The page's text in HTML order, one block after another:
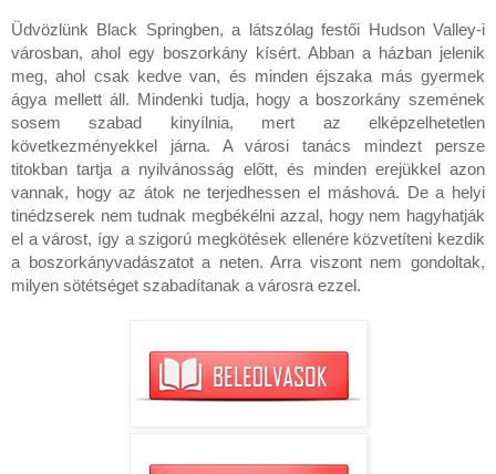
Üdvözlünk Black Springben, a látszólag festői Hudson Valley-i
városban, ahol egy boszorkány kísért. Abban a házban jelenik
meg, ahol csak kedve van, és minden éjszaka más gyermek
ágya mellett áll. Mindenki tudja, hogy a boszorkány szemének
sosem szabad kinyílnia, mert az elképzelhetetlen
következményekkel járna. A városi tanács mindezt persze
titokban tartja a nyilvánosság előtt, és minden erejükkel azon
vannak, hogy az átok ne terjedhessen el máshová. De a helyi
tinédzserek nem tudnak megbékélni azzal, hogy nem hagyhatják
el a várost, így a szigorú megkötések ellenére közvetíteni kezdik
a boszorkányvadászatot a neten. Arra viszont nem gondoltak,